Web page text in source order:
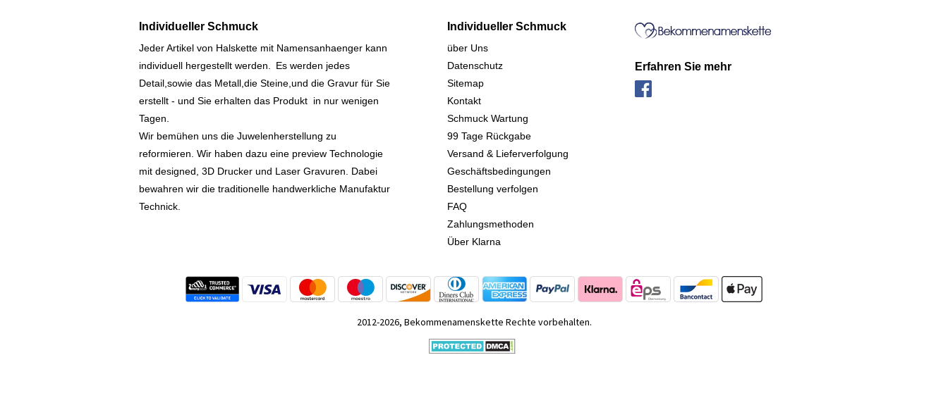
Individueller Schmuck
Jeder Artikel von Halskette mit Namensanhaenger kann
individuell hergestellt werden.
Es werden jedes
Detail,sowie das Metall,die Steine,und die Gravur für Sie
erstellt - und Sie erhalten das Produkt in nur wenigen
Tagen.
Wir bemühen uns die Juwelenherstellung zu
reformieren. Wir haben dazu eine preview Technologie
mit designed, 3D Drucker und Laser Gravuren. Dabei
bewahren wir die traditionelle handwerkliche Manufaktur
Technick.
Individueller Schmuck
über Uns
Datenschutz
Sitemap
Kontakt
Schmuck Wartung
99 Tage Rückgabe
Versand & Lieferverfolgung
Geschäftsbedingungen
Bestellung verfolgen
FAQ
Zahlungsmethoden
Über Klarna
Erfahren Sie mehr
2012-2026, Bekommenamenskette Rechte vorbehalten.